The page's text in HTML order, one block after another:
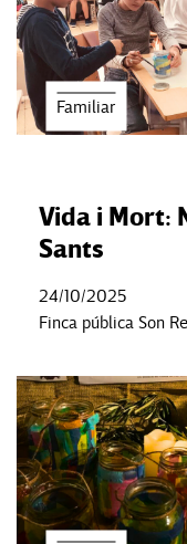
Familiar
Vida i Mort:
Sants
24/10/2025
Finca pública Son